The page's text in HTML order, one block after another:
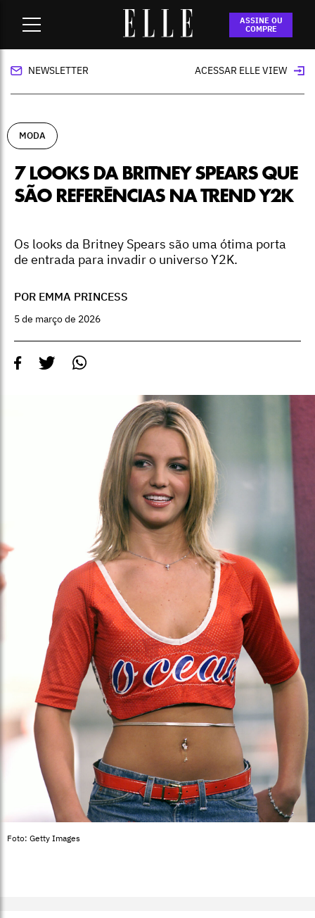
ASSINE OU
COMPRE
7 looks da Britney Spears que são referências
na trend Y2K
NEWSLETTER ACESSAR ELLE VIEW
MODA
7 LOOKS DA BRITNEY SPEARS QUE
SÃO REFERÊNCIAS NA TREND Y2K
Os looks da Britney Spears são uma ótima porta
de entrada para invadir o universo Y2K.
POR EMMA PRINCESS
5 de março de 2026
Foto: Getty Images